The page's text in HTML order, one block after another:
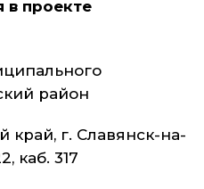
в проекте
район
край, г. Славянск-на-
каб. 317